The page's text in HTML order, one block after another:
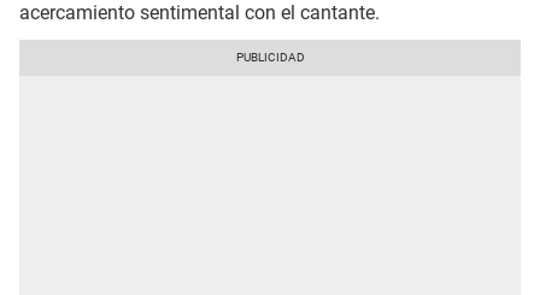
acercamiento sentimental con el cantante.